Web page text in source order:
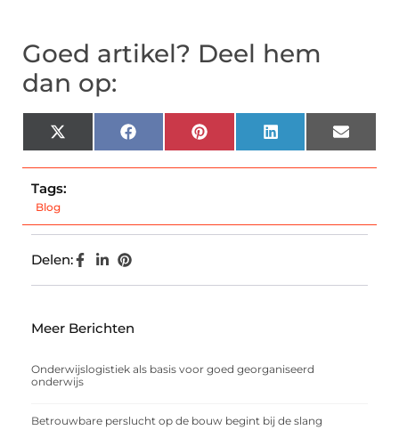
Goed artikel? Deel hem
dan op:
X
(Twitter)
Facebook Pinterest LinkedIn Email
Tags:
Blog
Delen:
Meer Berichten
Onderwijslogistiek als basis voor goed georganiseerd
onderwijs
Betrouwbare perslucht op de bouw begint bij de slang